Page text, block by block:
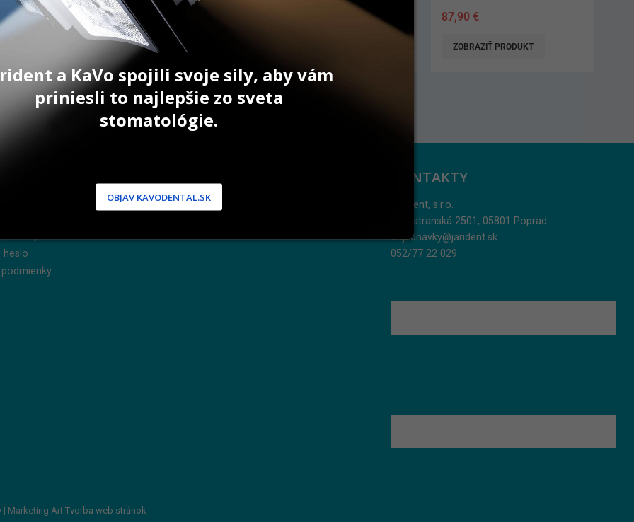
175,00€
ZOBRAZIŤ PRODUKT
87,90 €
ZOBRAZIŤ PRODUKT
heslo
Doprava a platba
KONTAKTY
Jarident, s.r.o.
Podtatranská 2501, 05801 Poprad
objednavky@jarident.sk
052/77 22 029
| Marketing Art Tvorba web stránok
a KaVo spojili svoje sily, aby vám
priniesli to najlepšie zo sveta
stomatológie.
OBJAV KAVODENTAL.SK